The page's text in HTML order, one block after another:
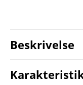
Beskrivelse